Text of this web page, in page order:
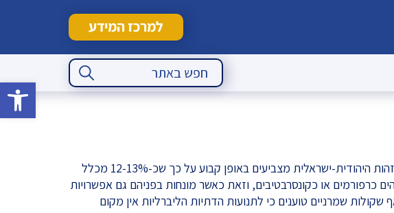
פתח
למרכז המידע
Search
for:
Search Button
מחקרים בנושא הזהות היהודית-ישראלית מצביעים באופן קבוע על כך שכ-12-13% מכלל
כרפורמים או כקונסרבטיבים, וזאת כאשר מונחות בפניהם גם אפשרויות
שקולות שמרניים טוענים כי לתנועות הדתיות הליברליות אין מקום